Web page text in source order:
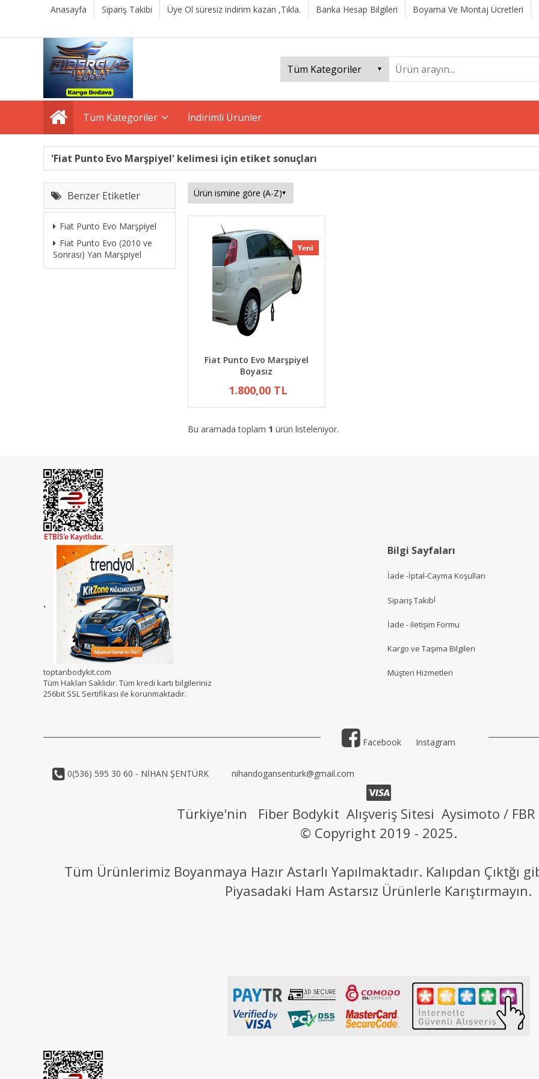
Anasayfa Sipariş Takibi Üye Ol süresiz indirim kazan ,Tıkla. Banka Hesap Bilgileri Boyama Ve Montaj Ücretleri
Tüm Kategoriler İndirimli Ürünler
'Fiat Punto Evo Marşpiyel' kelimesi için etiket sonuçları
Benzer Etiketler
Fiat Punto Evo Marşpiyel
Fiat Punto Evo (2010 ve
Sonrası) Yan Marşpiyel
Fiat Punto Evo Marşpiyel
Boyasız
1.800,00 TL
Bu aramada toplam 1 ürün listeleniyor.
.
toptanbodykit.com
Tüm Hakları Saklıdır. Tüm kredi kartı bilgileriniz
256bit SSL Sertifikası ile korunmaktadır.
Bilgi Sayfaları
İade -İptal-Cayma Koşulları
Sipariş Takibi
İade - iletişim Formu
Kargo ve Taşıma Bilgileri
Müşteri Hizmetleri
Facebook Instagram
0(536) 595 30 60 - NİHAN ŞENTÜRK nihandogansenturk@gmail.com
Türkiye'nin Fiber Bodykit Alışveriş Sitesi Aysimoto / FBR
© Copyright 2019 - 2025.
Tüm Ürünlerimiz Boyanmaya Hazır Astarlı Yapılmaktadır. Kalıpdan Çıktğı
Piyasadaki Ham Astarsız Ürünlerle Karıştırmayın.